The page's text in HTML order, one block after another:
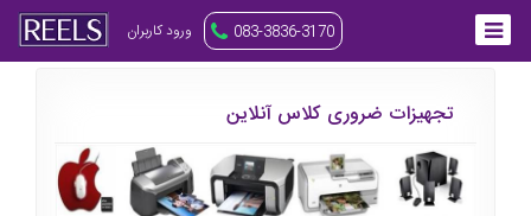
ورود کاربران 083-3836-3170
تجهیزات ضروری کلاس آنلاین